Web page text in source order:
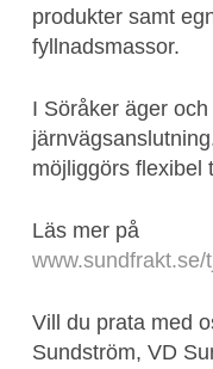
produkter samt
fyllnadsmassor.
I Söråker äger
möjliggörs flexibel
Läs mer på
Vill du prata med
Sundström, VD